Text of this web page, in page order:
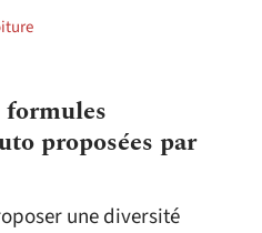
proposées par
une diversité